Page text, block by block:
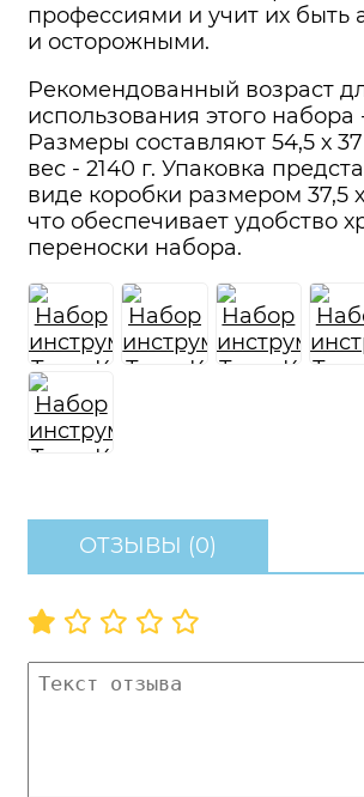
профессиями и учит их быть
и осторожными.
Рекомендованный возраст
использования этого набора
Размеры составляют 54,5 х
вес - 2140 г. Упаковка
виде коробки размером 37,5
что обеспечивает удобство
переноски набора.
ОТЗЫВЫ (0)